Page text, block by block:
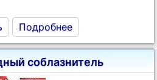
Подробнее
соблазнитель